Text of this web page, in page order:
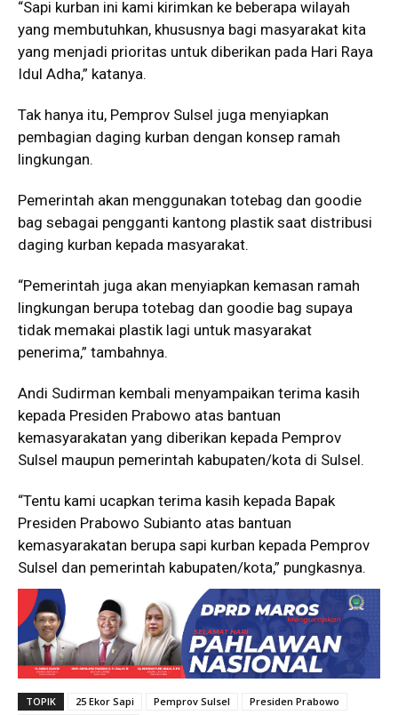
“Sapi kurban ini kami kirimkan ke beberapa wilayah
yang membutuhkan, khususnya bagi masyarakat kita
yang menjadi prioritas untuk diberikan pada Hari Raya
Idul Adha,” katanya.
Tak hanya itu, Pemprov Sulsel juga menyiapkan
pembagian daging kurban dengan konsep ramah
lingkungan.
Pemerintah akan menggunakan totebag dan goodie
bag sebagai pengganti kantong plastik saat distribusi
daging kurban kepada masyarakat.
“Pemerintah juga akan menyiapkan kemasan ramah
lingkungan berupa totebag dan goodie bag supaya
tidak memakai plastik lagi untuk masyarakat
penerima,” tambahnya.
Andi Sudirman kembali menyampaikan terima kasih
kepada Presiden Prabowo atas bantuan
kemasyarakatan yang diberikan kepada Pemprov
Sulsel maupun pemerintah kabupaten/kota di Sulsel.
“Tentu kami ucapkan terima kasih kepada Bapak
Presiden Prabowo Subianto atas bantuan
kemasyarakatan berupa sapi kurban kepada Pemprov
Sulsel dan pemerintah kabupaten/kota,” pungkasnya.
TOPIK 25 Ekor Sapi Pemprov Sulsel
Presiden Prabowo